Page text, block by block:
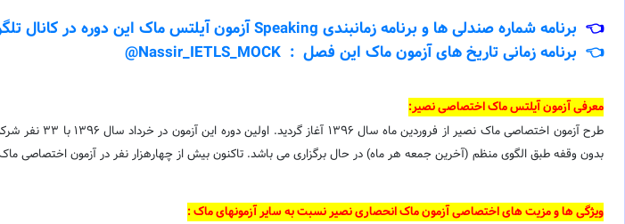
👈 برنامه شماره صندلی ها و برنامه زمانبندی Speaking آزمون آیلتس ماک این دوره در کانال تلگرام به آدرس : Nassir_IELTS_MOCK@
👈 برنامه زمانی تاریخ های آزمون ماک این فصل : Nassir_IETLS_MOCK@
معرفی آزمون آیلتس ماک اختصاصی نصیر:
بدون وقفه طبق الگوی منظم (آخرین جمعه هر ماه) در حال برگزاری می باشد. تاکنون بیش از چهارهزار نفر در آزمون اختصاصی
ویژگی ها و مزیت های اختصاصی آزمون ماک انحصاری نصیر نسبت به سایر آزمونهای ماک :